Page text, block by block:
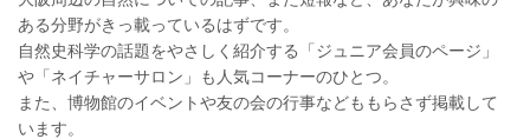
ある分野がきっ載っているはずです。
自然史科学の話題をやさしく紹介する「ジュニア会員のページ」
や「ネイチャーサロン」も人気コーナーのひとつ。
また、博物館のイベントや友の会の行事などももらさず掲載して
います。